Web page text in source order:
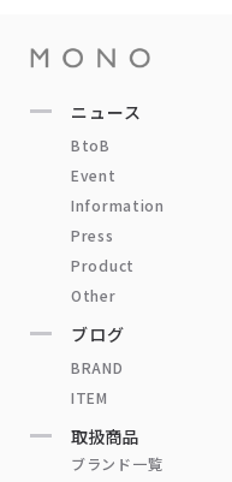
ニュース
BtoB
Event
Information
Press
Product
Other
ブログ
BRAND
ITEM
取扱商品
ブランド一覧